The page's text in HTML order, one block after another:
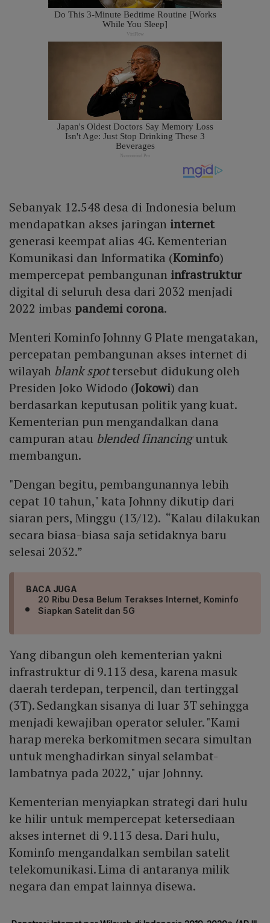
Sebanyak 12.548 desa di Indonesia belum
mendapatkan akses jaringan internet
generasi keempat alias 4G. Kementerian
Komunikasi dan Informatika (Kominfo)
mempercepat pembangunan infrastruktur
digital di seluruh desa dari 2032 menjadi
2022 imbas pandemi corona.
Menteri Kominfo Johnny G Plate mengatakan,
percepatan pembangunan akses internet di
wilayah blank spottersebut didukung oleh
Presiden Joko Widodo (Jokowi) dan
berdasarkan keputusan politik yang kuat.
Kementerian pun mengandalkan dana
campuran atau blended financinguntuk
membangun.
"Dengan begitu, pembangunannya lebih
cepat 10 tahun," kata Johnny dikutip dari
siaran pers, Minggu (13/12). “Kalau dilakukan
secara biasa-biasa saja setidaknya baru
selesai 2032.”
BACA JUGA
20 Ribu Desa Belum Terakses Internet, Kominfo
Siapkan Satelit dan 5G
Yang dibangun oleh kementerian yakni
infrastruktur di 9.113 desa, karena masuk
daerah terdepan, terpencil, dan tertinggal
(3T). Sedangkan sisanya di luar 3T sehingga
menjadi kewajiban operator seluler. "Kami
harap mereka berkomitmen secara simultan
untuk menghadirkan sinyal selambat-
lambatnya pada 2022," ujar Johnny.
Kementerian menyiapkan strategi dari hulu
ke hilir untuk mempercepat ketersediaan
akses internet di 9.113 desa. Dari hulu,
Kominfo mengandalkan sembilan satelit
telekomunikasi. Lima di antaranya milik
negara dan empat lainnya disewa.